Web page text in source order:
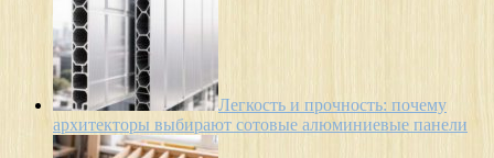
Легкость и прочность: почему
архитекторы выбирают сотовые алюминиевые панели